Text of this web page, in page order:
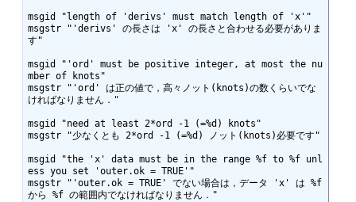
msgid "length of 'derivs' must match length of 'x'"
msgstr "'derivs' の長さは 'x' の長さと合わせる必要がありま
す"
msgid "'ord' must be positive integer, at most the nu
mber of knots"
msgstr "'ord' は正の値で，高々ノット(knots)の数くらいでな
ければなりません．"
msgid "need at least 2*ord -1 (=%d) knots"
msgstr "少なくとも 2*ord -1 (=%d) ノット(knots)必要です"
msgid "the 'x' data must be in the range %f to %f unl
ess you set 'outer.ok = TRUE'"
msgstr "'outer.ok = TRUE' でない場合は，データ 'x' は %f
から %f の範囲内でなければなりません．"